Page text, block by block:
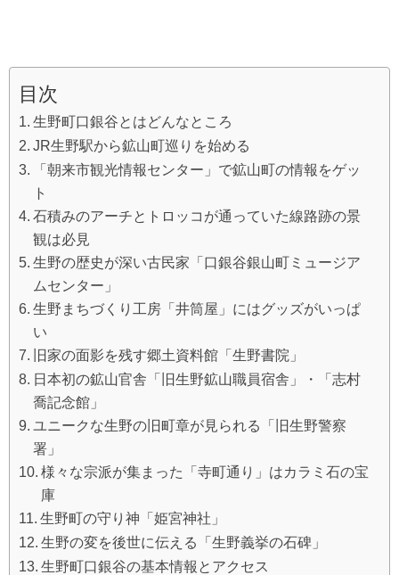
目次
生野町口銀谷とはどんなところ
JR生野駅から鉱山町巡りを始める
「朝来市観光情報センター」で鉱山町の情報をゲッ
ト
石積みのアーチとトロッコが通っていた線路跡の景
観は必見
生野の歴史が深い古民家「口銀谷銀山町ミュージア
ムセンター」
生野まちづくり工房「井筒屋」にはグッズがいっぱ
い
旧家の面影を残す郷土資料館「生野書院」
日本初の鉱山官舎「旧生野鉱山職員宿舎」・「志村
喬記念館」
ユニークな生野の旧町章が見られる「旧生野警察
署」
様々な宗派が集まった「寺町通り」はカラミ石の宝
庫
生野町の守り神「姫宮神社」
生野の変を後世に伝える「生野義挙の石碑」
生野町口銀谷の基本情報とアクセス